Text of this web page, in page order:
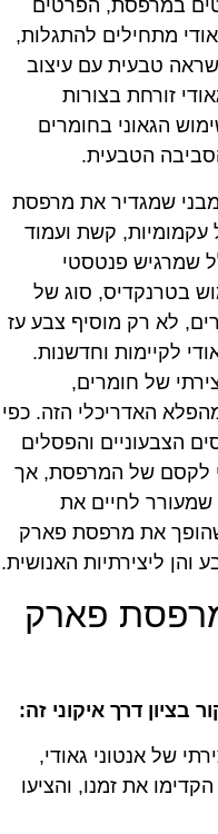
במרפסת, הפרטים
מתחילים להתגלות,
טבעית עם עיצוב
זורחת בצורות
הגאוני בחומרים
הטבעית.
שמגדיר את מרפסת
עקמומיות, קשת ועמוד
שמרגיש פנטסטי
בטרנקדיס, סוג של
לא רק מוסיף צבע עז
לקיימות וחדשנות.
של חומרים,
האדריכלי הזה. כפי
הצבעוניים והפסלים
לקסם של המרפסת, אך
לחיים את
את מרפסת פארק
והן ליצירתיות האנושית.
פארק
בציון דרך איקוני זה:
של אנטוני גאודי,
את זמנו, והציעו